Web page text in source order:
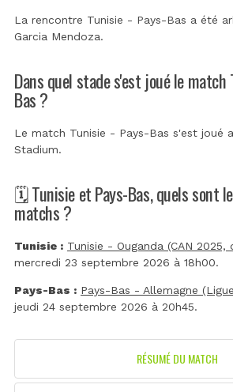
La rencontre Tunisie - Pays-Bas a été
Garcia Mendoza.
Dans quel stade s'est joué le match
Bas ?
Le match Tunisie - Pays-Bas s'est joué
Stadium.
🗓️ Tunisie et Pays-Bas, quels sont
matchs ?
Tunisie : Tunisie - Ouganda (CAN 2025,
mercredi 23 septembre 2026 à 18h00.
Pays-Bas : Pays-Bas - Allemagne
jeudi 24 septembre 2026 à 20h45.
RÉSUMÉ DU MATCH